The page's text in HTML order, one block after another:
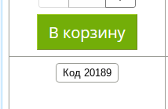
Код 20189